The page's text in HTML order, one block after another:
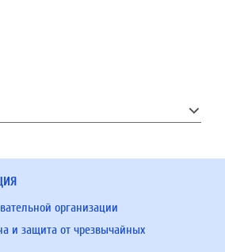
организации
и защита от чрезвычайных